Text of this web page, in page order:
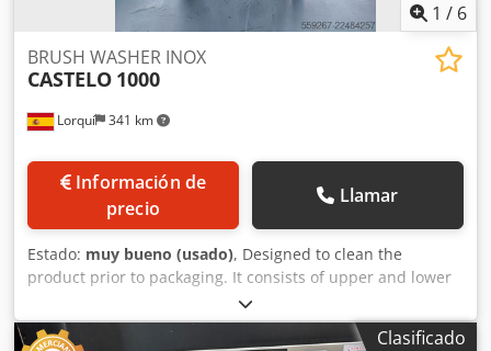
1 / 6
Lorquí 341 km
BRUSH WASHER INOX
CASTELO 1000
Información de
precio
Llamar
Estado: muy bueno (usado), Designed to clean the
product prior to packaging. It consists of upper and lower
rotating rollers. Products: shellfish, etc. Dcodpezrglbsfx
Apvek
Clasificado